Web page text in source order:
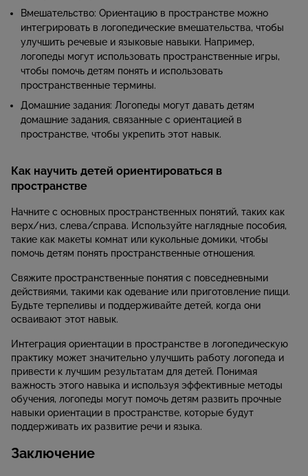
Вмешательство: Ориентацию в пространстве можно
интегрировать в логопедические вмешательства, чтобы
улучшить речевые и языковые навыки. Например,
логопеды могут использовать пространственные игры,
чтобы помочь детям понять и использовать
пространственные термины.
Домашние задания: Логопеды могут давать детям
домашние задания, связанные с ориентацией в
пространстве, чтобы укрепить этот навык.
Как научить детей ориентироваться в
пространстве
Начните с основных пространственных понятий, таких как
верх/низ, слева/справа. Используйте наглядные пособия,
такие как макеты комнат или кукольные домики, чтобы
помочь детям понять пространственные отношения.
Свяжите пространственные понятия с повседневными
действиями, такими как одевание или приготовление пищи.
Будьте терпеливы и поддерживайте детей, когда они
осваивают этот навык.
Интеграция ориентации в пространстве в логопедическую
практику может значительно улучшить работу логопеда и
привести к лучшим результатам для детей. Понимая
важность этого навыка и используя эффективные методы
обучения, логопеды могут помочь детям развить прочные
навыки ориентации в пространстве, которые будут
поддерживать их развитие речи и языка.
Заключение